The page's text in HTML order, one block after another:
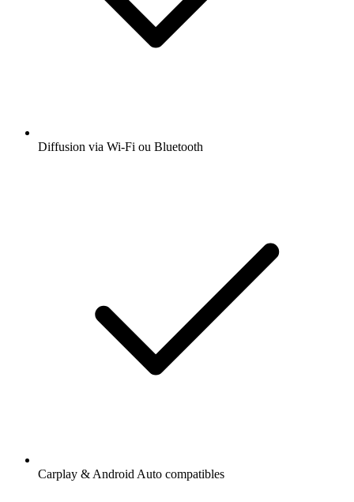
Diffusion via Wi-Fi ou Bluetooth
Carplay & Android Auto compatibles